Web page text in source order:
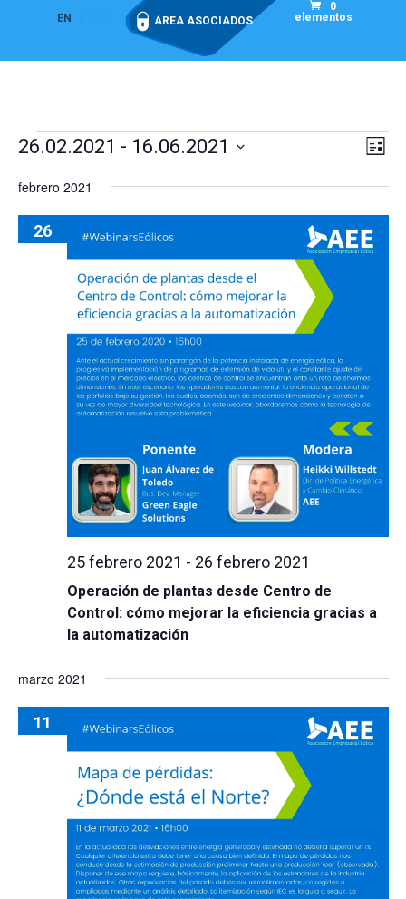
EN ÁREA ASOCIADOS
0
elementos
Eventos
de
Lista
26.02.2021 - 16.06.2021
fecha.
febrero 2021
26
Operación de plantas desde Centro de
Control: cómo mejorar la eficiencia gracias a
la automatización
25 febrero 2021 - 26 febrero 2021
marzo 2021
11